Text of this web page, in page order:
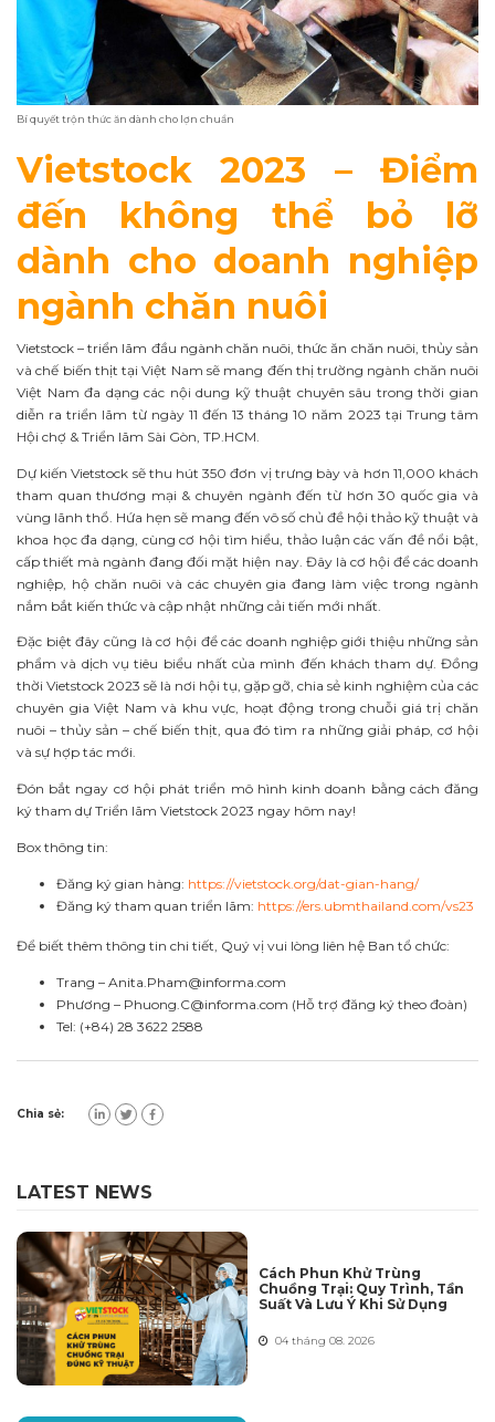
Bí quyết trộn thức ăn dành cho lợn chuẩn
Vietstock 2023 – Điểm
đến không thể bỏ lỡ
dành cho doanh nghiệp
ngành chăn nuôi
Vietstock – triển lãm đầu ngành chăn nuôi, thức ăn chăn nuôi, thủy sản
và chế biến thịt tại Việt Nam sẽ mang đến thị trường ngành chăn nuôi
Việt Nam đa dạng các nội dung kỹ thuật chuyên sâu trong thời gian
diễn ra triển lãm từ ngày 11 đến 13 tháng 10 năm 2023 tại Trung tâm
Hội chợ & Triển lãm Sài Gòn, TP.HCM.
Dự kiến Vietstock sẽ thu hút 350 đơn vị trưng bày và hơn 11,000 khách
tham quan thương mại & chuyên ngành đến từ hơn 30 quốc gia và
vùng lãnh thổ. Hứa hẹn sẽ mang đến vô số chủ đề hội thảo kỹ thuật và
khoa học đa dạng, cùng cơ hội tìm hiểu, thảo luận các vấn đề nổi bật,
cấp thiết mà ngành đang đối mặt hiện nay. Đây là cơ hội để các doanh
nghiệp, hộ chăn nuôi và các chuyên gia đang làm việc trong ngành
nắm bắt kiến thức và cập nhật những cải tiến mới nhất.
Đặc biệt đây cũng là cơ hội để các doanh nghiệp giới thiệu những sản
phẩm và dịch vụ tiêu biểu nhất của mình đến khách tham dự. Đồng
thời Vietstock 2023 sẽ là nơi hội tụ, gặp gỡ, chia sẻ kinh nghiệm của các
chuyên gia Việt Nam và khu vực, hoạt động trong chuỗi giá trị chăn
nuôi – thủy sản – chế biến thịt, qua đó tìm ra những giải pháp, cơ hội
và sự hợp tác mới.
Đón bắt ngay cơ hội phát triển mô hình kinh doanh bằng cách đăng
ký tham dự Triển lãm Vietstock 2023 ngay hôm nay!
Box thông tin:
Đăng ký gian hàng: https://vietstock.org/dat-gian-hang/
Đăng ký tham quan triển lãm: https://ers.ubmthailand.com/vs23
Để biết thêm thông tin chi tiết, Quý vị vui lòng liên hệ Ban tổ chức:
Trang – Anita.Pham@informa.com
Phương – Phuong.C@informa.com (Hỗ trợ đăng ký theo đoàn)
Tel: (+84) 28 3622 2588
Chia sẻ:
LATEST NEWS
Cách Phun Khử Trùng
Chuồng Trại: Quy Trình, Tần
Suất Và Lưu Ý Khi Sử Dụng
04 tháng 08. 2026